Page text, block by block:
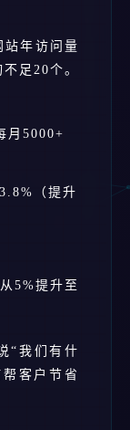
站年访问量
足20个。
月5000+
（提升
5%提升至
“我们有什
客户节省